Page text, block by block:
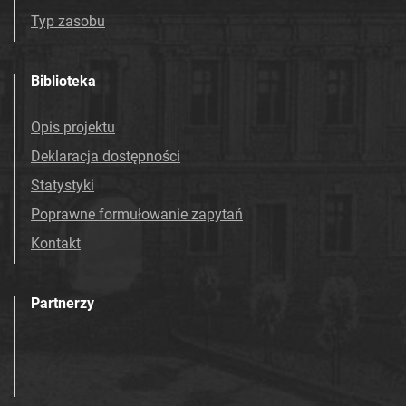
Mościcach. 1993
Mościcach. 1994
Azotowych Spółka Akcyjna w Tarnowie-
Mościcach. 1995
Tarnowskie Azoty : tygodnik Zakładów
Azotowych Spółka Akcyjna w Tarnowie-
Tarnowskie Azoty : tygodnik. 1997
Tarnowskie Azoty : tygodnik. 1999
Typ zasobu
Biblioteka
Opis projektu
Deklaracja dostępności
Statystyki
Poprawne formułowanie zapytań
Kontakt
Partnerzy